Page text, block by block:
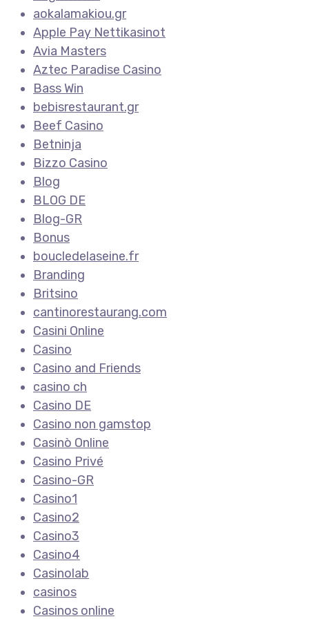
aokalamakiou.gr
Apple Pay Nettikasinot
Avia Masters
Aztec Paradise Casino
Bass Win
bebisrestaurant.gr
Beef Casino
Betninja
Bizzo Casino
Blog
BLOG DE
Blog-GR
Bonus
boucledelaseine.fr
Branding
Britsino
cantinorestaurang.com
Casini Online
Casino
Casino and Friends
casino ch
Casino DE
Casino non gamstop
Casinò Online
Casino Privé
Casino-GR
Casino1
Casino2
Casino3
Casino4
Casinolab
casinos
Casinos online